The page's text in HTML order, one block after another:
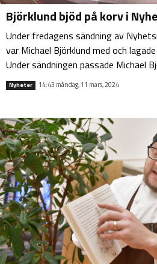
Björklund bjöd på korv i
Under fredagens sändning av
var Michael Björklund med och
Under sändningen passade Michael
Nyheter 14:43 måndag, 11 mars, 2024